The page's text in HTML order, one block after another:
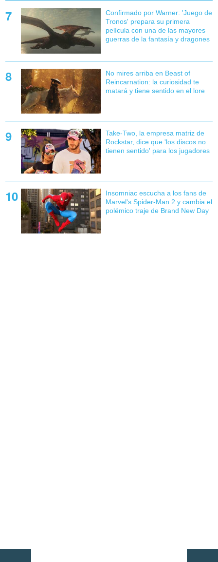
Confirmado por Warner: 'Juego de
Tronos' prepara su primera
película con una de las mayores
guerras de la fantasía y dragones
No mires arriba en Beast of
Reincarnation: la curiosidad te
matará y tiene sentido en el lore
Take-Two, la empresa matriz de
Rockstar, dice que 'los discos no
tienen sentido' para los jugadores
Insomniac escucha a los fans de
Marvel's Spider-Man 2 y cambia el
polémico traje de Brand New Day